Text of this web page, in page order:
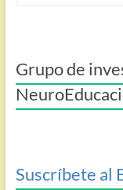
Grupo de
Suscríbete al